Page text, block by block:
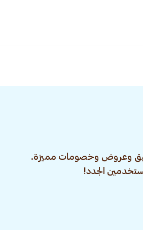
وعروض وخصومات مميزة.
الجدد!